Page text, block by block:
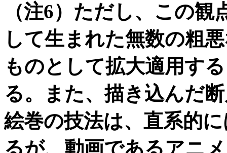
（注6）ただし、この
して生まれた無数の粗
ものとして拡大適用す
る。また、描き込んだ
絵巻の技法は、直系的
るが、動画であるアニ